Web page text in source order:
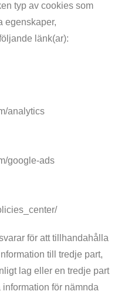
typ av cookies som
egenskaper,
länk(ar):
analytics
google-ads
för att tillhandahålla
till tredje part,
lag eller en tredje part
för nämnda